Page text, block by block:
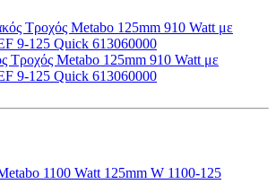
Τροχός Metabo 125mm 910 Watt με
9-125 Quick 613060000